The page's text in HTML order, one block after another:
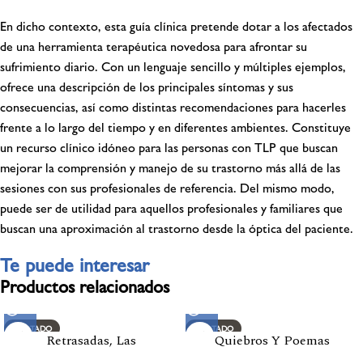
En dicho contexto, esta guía clínica pretende dotar a los afectados
de una herramienta terapéutica novedosa para afrontar su
sufrimiento diario. Con un lenguaje sencillo y múltiples ejemplos,
ofrece una descripción de los principales síntomas y sus
consecuencias, así como distintas recomendaciones para hacerles
frente a lo largo del tiempo y en diferentes ambientes. Constituye
un recurso clínico idóneo para las personas con TLP que buscan
mejorar la comprensión y manejo de su trastorno más allá de las
sesiones con sus profesionales de referencia. Del mismo modo,
puede ser de utilidad para aquellos profesionales y familiares que
buscan una aproximación al trastorno desde la óptica del paciente.
Te puede interesar
Productos relacionados
AGOTADO
Retrasadas, Las
AGOTADO
Quiebros Y Poemas